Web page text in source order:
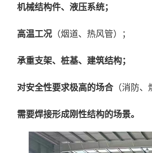
机械结构件、液压系统；
高温工况（烟道、热风管）；
承重支架、桩基、建筑结构；
对安全性要求极高的场合（消防、
需要焊接形成刚性结构的场景。